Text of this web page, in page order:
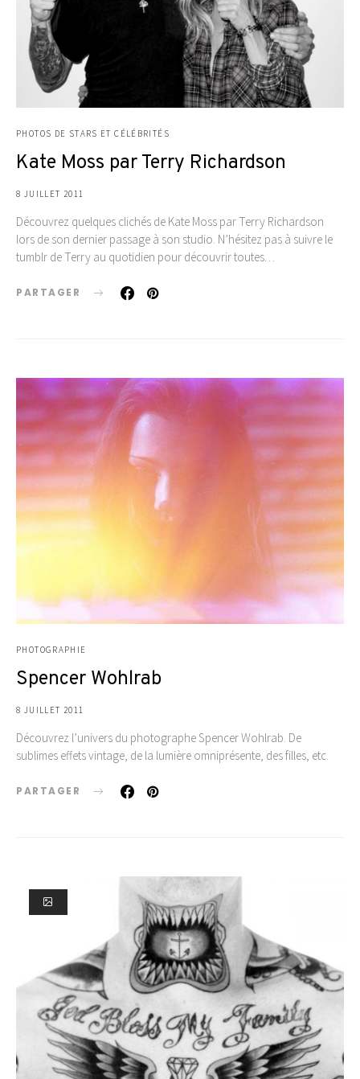
PHOTOS DE STARS ET CÉLÉBRITÉS
Kate Moss par Terry Richardson
8 JUILLET 2011
Découvrez quelques clichés de Kate Moss par Terry Richardson
lors de son dernier passage à son studio. N’hésitez pas à suivre le
tumblr de Terry au quotidien pour découvrir toutes…
PARTAGER
PHOTOGRAPHIE
Spencer Wohlrab
8 JUILLET 2011
Découvrez l’univers du photographe Spencer Wohlrab. De
sublimes effets vintage, de la lumière omniprésente, des filles, etc.
PARTAGER